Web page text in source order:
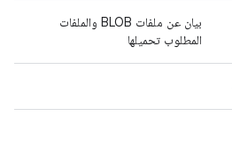
بيان عن ملفات BLOB والملفات
المطلوب تحميلها